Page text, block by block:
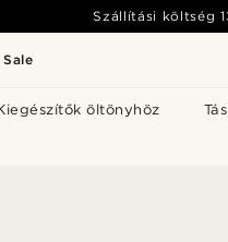
öltönyhöz
Szállítási költség